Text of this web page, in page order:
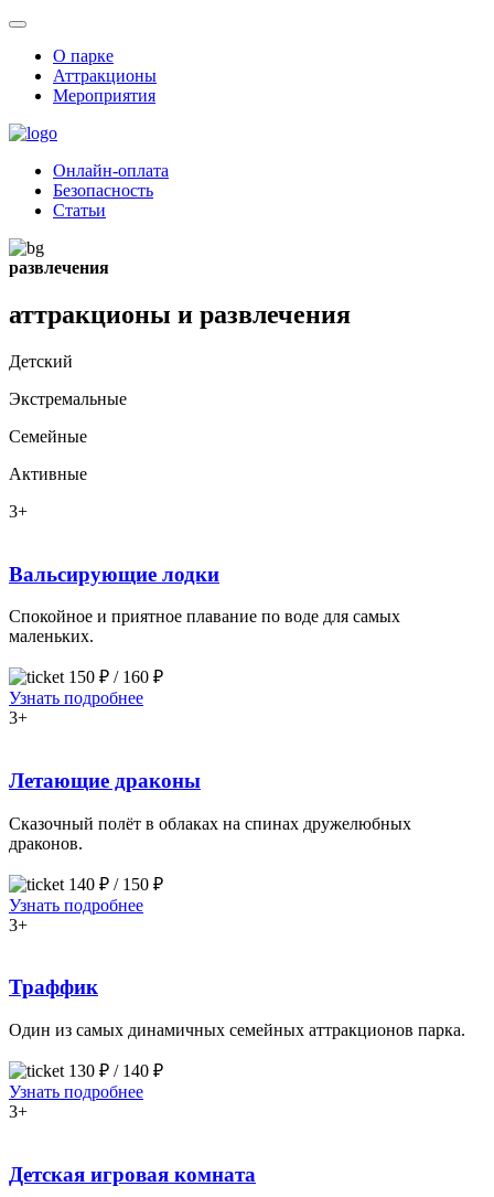
О парке
Аттракционы
Мероприятия
Онлайн-оплата
Безопасность
Статьи
развлечения
аттракционы и развлечения
Детский
Экстремальные
Семейные
Активные
3+
Вальсирующие лодки
Спокойное и приятное плавание по воде для самых
маленьких.
150 ₽ / 160 ₽
Узнать подробнее
3+
Летающие драконы
Сказочный полёт в облаках на спинах дружелюбных
драконов.
140 ₽ / 150 ₽
Узнать подробнее
3+
Траффик
Один из самых динамичных семейных аттракционов парка.
130 ₽ / 140 ₽
Узнать подробнее
3+
Детская игровая комната